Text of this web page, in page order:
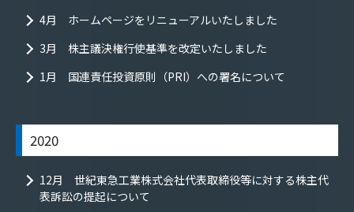
4月 ホームページをリニューアルいたしました
3月 株主議決権行使基準を改定いたしました
1月 国連責任投資原則（PRI）への署名について
2020
12月 世紀東急工業株式会社代表取締役等に対する株主代
表訴訟の提起について